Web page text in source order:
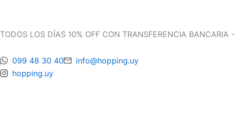
contenido
TODOS LOS DÍAS 10% OFF CON TRANSFERENCIA
099 48 30 40
info@hopping.uy
hopping.uy
Products
Products